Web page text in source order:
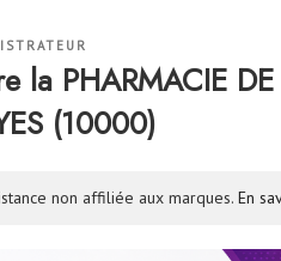
la PHARMACIE
(10000)
non affiliée aux marques. En